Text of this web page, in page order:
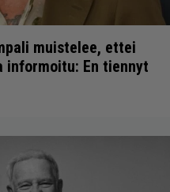
muistelee, ettei
informoitu: En tiennyt